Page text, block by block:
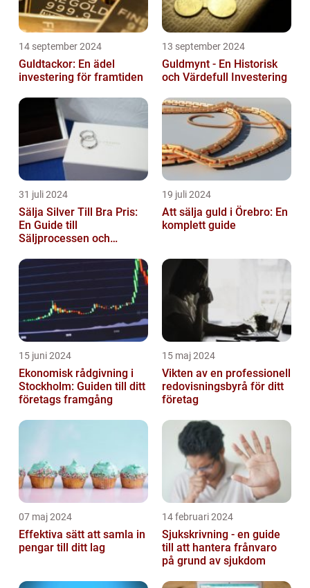
14 september 2024
Guldtackor: En ädel
investering för framtiden
13 september 2024
Guldmynt - En Historisk
och Värdefull Investering
31 juli 2024
Sälja Silver Till Bra Pris:
En Guide till
Säljprocessen och
19 juli 2024
Att sälja guld i Örebro: En
komplett guide
15 juni 2024
Ekonomisk rådgivning i
Stockholm: Guiden till ditt
företags framgång
15 maj 2024
Vikten av en professionell
redovisningsbyrå för ditt
företag
07 maj 2024
Effektiva sätt att samla in
pengar till ditt lag
14 februari 2024
Sjukskrivning - en guide
till att hantera frånvaro
på grund av sjukdom